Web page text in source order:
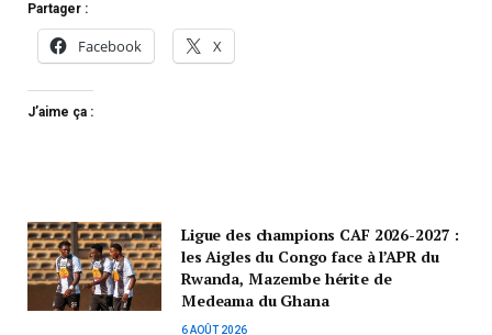
Partager :
Facebook X
J’aime ça :
Ligue des champions CAF 2026-2027 :
les Aigles du Congo face à l’APR du
Rwanda, Mazembe hérite de
Medeama du Ghana
6 AOÛT 2026